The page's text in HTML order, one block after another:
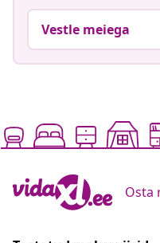
Vestle meiega
Osta